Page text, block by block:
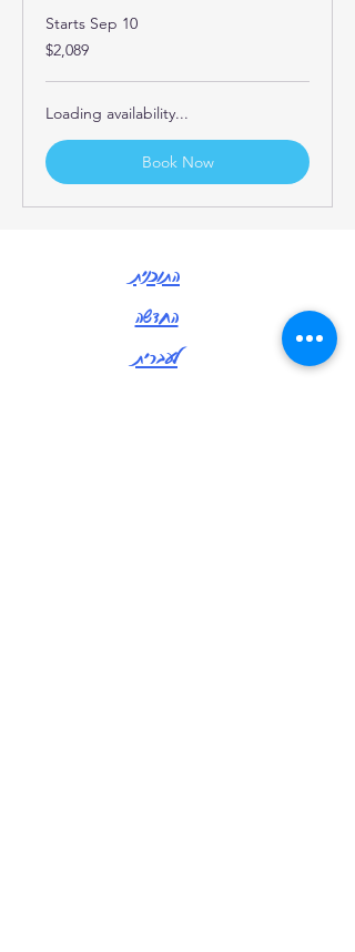
Starts Sep 10
2,089
US
$2,089
Loading availability...
Book Now
התוכנית
החדשה
לעברית